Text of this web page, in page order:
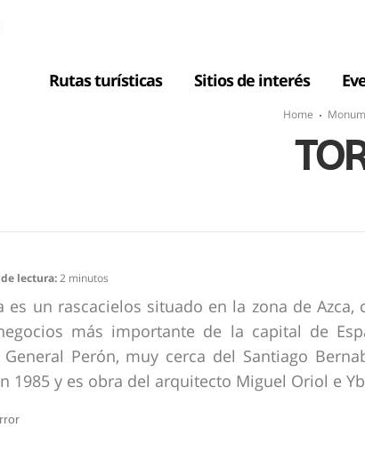
Rutas turísticas Sitios de interés
Home
lectura:2 minutos
es un rascacielos situado en la zona de
más importante de la capital de
General Perón, muy cerca del Santiago
1985 y es obra del arquitecto Miguel Oriol e